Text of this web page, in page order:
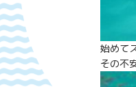
始めて
その不